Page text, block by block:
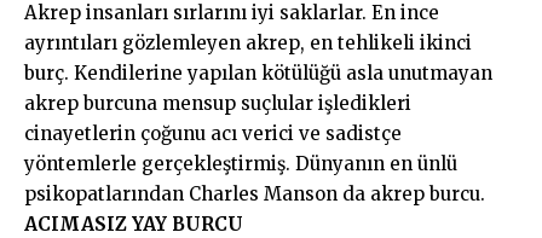
Akrep insanları sırlarını iyi saklarlar. En ince
ayrıntıları gözlemleyen akrep, en tehlikeli ikinci
burç. Kendilerine yapılan kötülüğü asla unutmayan
akrep burcuna mensup suçlular işledikleri
cinayetlerin çoğunu acı verici ve sadistçe
yöntemlerle gerçekleştirmiş. Dünyanın en ünlü
psikopatlarından Charles Manson da akrep burcu.
ACIMASIZ YAY BURCU